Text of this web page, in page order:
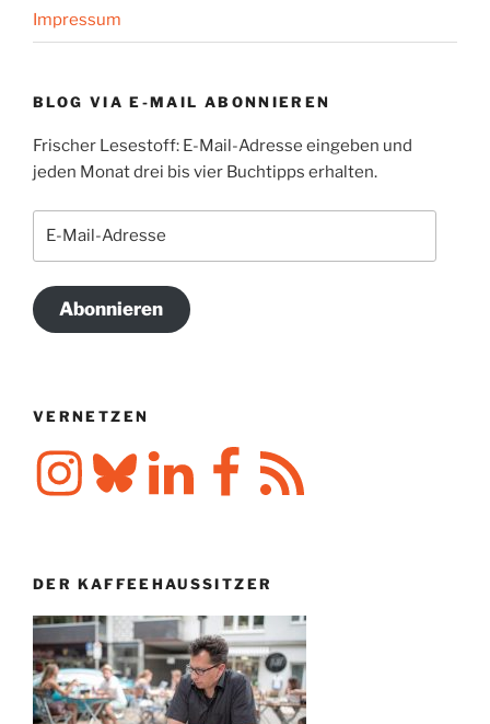
Impressum
BLOG VIA E-MAIL ABONNIEREN
Frischer Lesestoff: E-Mail-Adresse eingeben und
jeden Monat drei bis vier Buchtipps erhalten.
Abonnieren
VERNETZEN
InstagramBlueskyLinkedIn FacebookRSS-
Feed
DER KAFFEEHAUSSITZER